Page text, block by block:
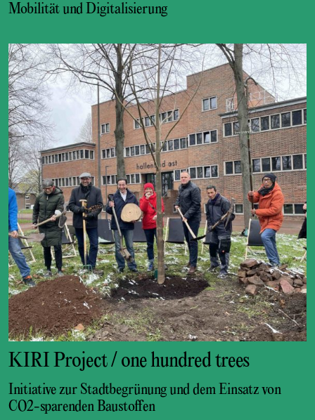
Mobilität und Digitalisierung
KIRI Project / one hundred trees
Initiative zur Stadtbegrünung und dem Einsatz von
CO2-sparenden Baustoffen